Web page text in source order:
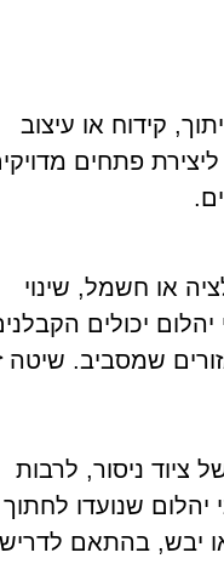
קידוח או עיצוב
פתחים
או חשמל, שינוי
יכולים
שמסביב. שיטה
ציוד ניסור, לרבות
יהלום שנועדו לחתוך
יבש, בהתאם